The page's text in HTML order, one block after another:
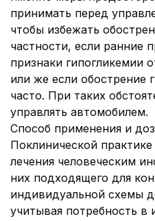
принимать перед
чтобы избежать
частности, если ранние
признаки гипогликемии
или же если обострение
часто. При таких
управлять автомобилем.
Способ применения и
Поклинической
лечения человеческим
них подходящего для
индивидуальной схемы
учитывая потребность в